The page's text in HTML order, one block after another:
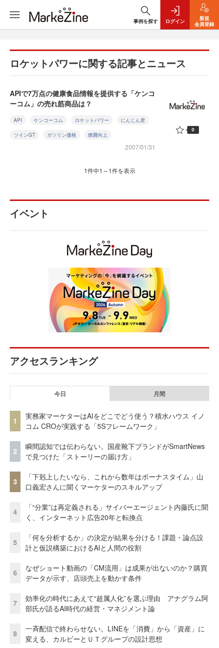
事例を探す ログイン
新規
会員登録
ロケットパワーに関する記事とニュース
APIで7万点の健康食品情報を提供する「ケンコ
ーコム」の売れ筋商品は？
API ケンコーコム ロケットパワー にんじん君
ツインGT ガソリン価格 燃費向上
2007/01/31
0
1件中1～1件を表示
イベント
アクセスランキング
今日 月間
1
実務家マーケターはAIをどこでどう使う？積水ハウス イノ
コム CROが実践する「5Sフレームワーク」
2
瞬間認知では伝わらない。国産靴下ブランドがSmartNews
で見つけた「ストーリーの届け方」
3
「下剋上したいなら、これから数年はボーナスタイム」山
口義宏さんに聞くマーケターのスキルアップ
4
「“分業”は再定義される」サイバーエージェント内藤氏に聞
く、インターネット広告20年と転換点
5
「何を分析するか」の決定が結果を分ける！課題・論点設
計と仮説構築におけるAIと人間の役割
6
なぜショート動画の「CM流用」は成果が出ないのか？購買
データが示す、店頭売上を動かす条件
7
効率化の時代にあえて“超属人化”を選ぶ理由 アナグラム阿
部氏が語るAI時代の経営・マネジメント論
8
一斉配信で終わらせない。LINEを「消費」から「資産」に
変える、カルビーとＵＴグループの設計思想